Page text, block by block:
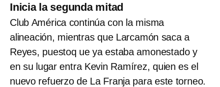
Inicia la segunda mitad
Club América continúa con la misma
alineación, mientras que Larcamón saca a
Reyes, puestoq ue ya estaba amonestado y
en su lugar entra Kevin Ramírez, quien es el
nuevo refuerzo de La Franja para este torneo.